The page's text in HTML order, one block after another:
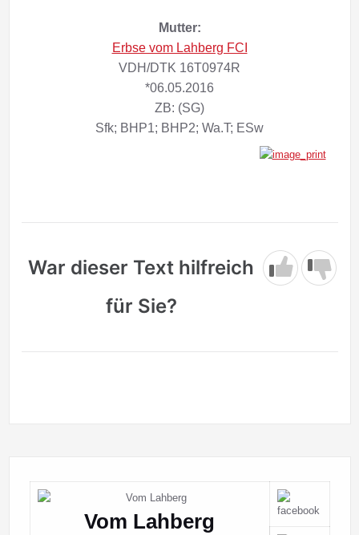
Mutter:
Erbse vom Lahberg FCI
VDH/DTK 16T0974R
*06.05.2016
ZB: (SG)
Sfk; BHP1; BHP2; Wa.T; ESw
War dieser Text hilfreich
für Sie?
Vom Lahberg